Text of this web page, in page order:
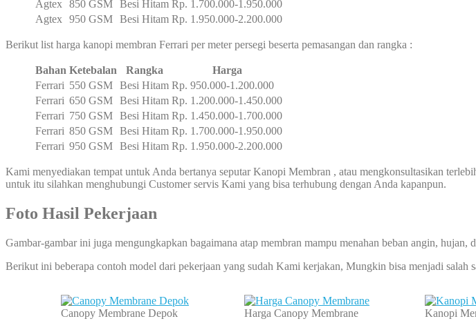
Agtex
850 GSM Besi Hitam Rp. 1.700.000-1.950.000
Agtex
950 GSM Besi Hitam Rp. 1.950.000-2.200.000
Berikut list harga kanopi membran Ferrari per meter persegi beserta pemasangan dan rangka :
Bahan Ketebalan Rangka
Harga
Ferrari 550 GSM Besi Hitam Rp. 950.000-1.200.000
Ferrari 650 GSM Besi Hitam Rp. 1.200.000-1.450.000
Ferrari 750 GSM Besi Hitam Rp. 1.450.000-1.700.000
Ferrari 850 GSM Besi Hitam Rp. 1.700.000-1.950.000
Ferrari 950 GSM Besi Hitam Rp. 1.950.000-2.200.000
Kami menyediakan tempat untuk Anda bertanya seputar Kanopi Membran , atau mengkonsultasikan
untuk itu silahkan menghubungi Customer servis Kami yang bisa terhubung dengan Anda kapanpun.
Foto Hasil Pekerjaan
Gambar-gambar ini juga mengungkapkan bagaimana atap membran mampu menahan beban angin,
Berikut ini beberapa contoh model dari pekerjaan yang sudah Kami kerjakan, Mungkin bisa menjadi
Canopy Membrane Depok Harga Canopy Membrane Kanopi